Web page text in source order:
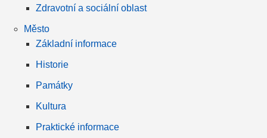
Zdravotní a sociální oblast
Město
Základní informace
Historie
Památky
Kultura
Praktické informace